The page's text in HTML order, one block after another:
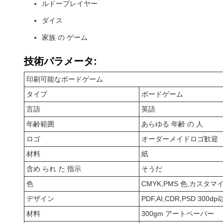
ルドープレイヤー
ダイス
家族 の ゲーム
技術パラメータ:
印刷可能なボードゲーム
タイプ
ボードゲーム
言語
英語
年齢範囲
あらゆる 年齢 の 人
ロゴ
オーダーメイドロゴ歓迎
材料
紙
含め られ た 指示
そうだ
色
CMYK,PMS 色,カスタマ
デザイン
PDF,AI,CDR,PSD 300dpi
材料
300gm アートペーパー